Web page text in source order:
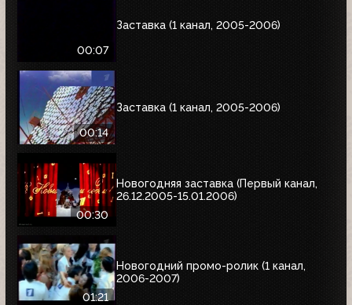
00:07
Заставка (1 канал, 2005-2006)
00:14
Заставка (1 канал, 2005-2006)
00:30
Новогодняя заставка (Первый канал,
26.12.2005-15.01.2006)
01:21
Новогодний промо-ролик (1 канал,
2006-2007)